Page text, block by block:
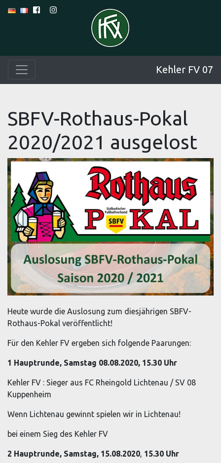
Kehler FV 07
SBFV-Rothaus-Pokal
2020/2021 ausgelost
Heute wurde die Auslosung zum diesjährigen SBFV-
Rothaus-Pokal veröffentlicht!
Für den Kehler FV ergeben sich folgende Paarungen:
1 Hauptrunde, Samstag 08.08.2020, 15.30 Uhr
Kehler FV : Sieger aus FC Rheingold Lichtenau / SV 08
Kuppenheim
Wenn Lichtenau gewinnt spielen wir in Lichtenau!
bei einem Sieg des Kehler FV
2 Hauptrunde, Samstag, 15.08.2020, 15.30 Uhr